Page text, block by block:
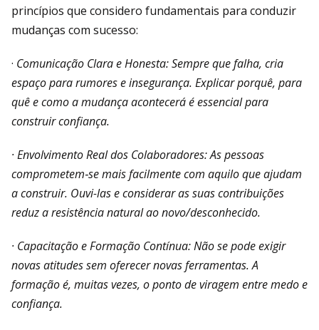
princípios que considero fundamentais para conduzir
mudanças com sucesso:
· Comunicação Clara e Honesta: Sempre que falha, cria
espaço para rumores e insegurança. Explicar porquê, para
quê e como a mudança acontecerá é essencial para
construir confiança.
· Envolvimento Real dos Colaboradores: As pessoas
comprometem‑se mais facilmente com aquilo que ajudam
a construir. Ouvi-las e considerar as suas contribuições
reduz a resistência natural ao novo/desconhecido.
· Capacitação e Formação Contínua: Não se pode exigir
novas atitudes sem oferecer novas ferramentas. A
formação é, muitas vezes, o ponto de viragem entre medo e
confiança.